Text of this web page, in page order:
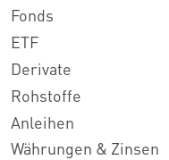
Fonds
ETF
Derivate
Rohstoffe
Anleihen
Währungen & Zinsen